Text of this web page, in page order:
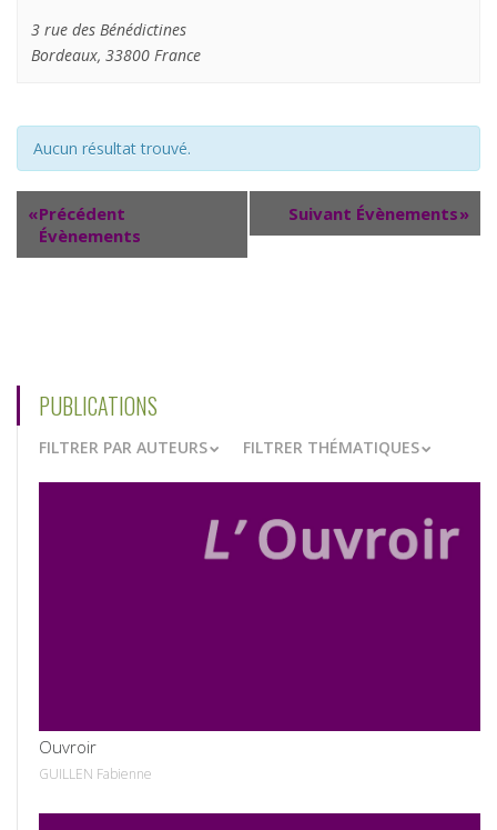
3 rue des Bénédictines
Bordeaux, 33800 France
Aucun résultat trouvé.
«Précédent
Évènements
Suivant Évènements»
PUBLICATIONS
FILTRER PAR AUTEURS FILTRER THÉMATIQUES
Ouvroir
GUILLEN Fabienne